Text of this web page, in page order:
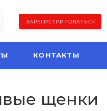
ЗАРЕГИСТРИРОВАТЬСЯ
КОНТАКТЫ
щенки